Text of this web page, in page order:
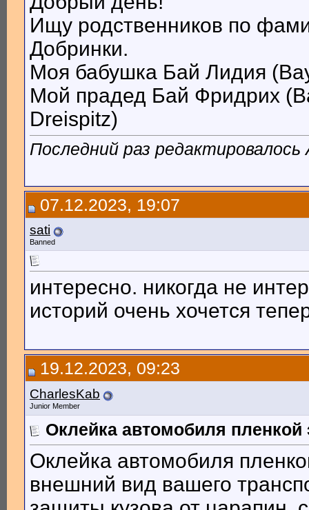
Ищу родственников по
Добринки.
Моя бабушка Бай Лидия
Мой прадед Бай Фридрих
Dreispitz)
Последний раз
07.12.2023, 19:07
sati
Banned
интересно. никогда не
историй очень хочется
19.12.2023, 09:23
CharlesKab
Junior Member
Оклейка автомобиля пленкой
Оклейка автомобиля
внешний вид вашего